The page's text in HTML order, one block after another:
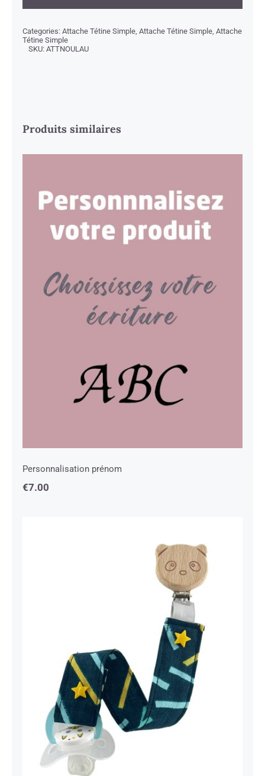
quantity
Categories: Attache Tétine Simple, Attache Tétine Simple, Attache
Tétine Simple
SKU: ATTNOULAU
Produits similaires
Personnalisation prénom
Personnalisation prénom
€7.00
Attache Tétine Trais Nounours